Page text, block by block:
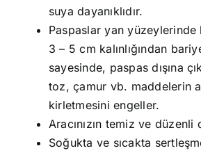
suya dayanıklıdır.
Paspaslar yan yüzeylerinde
3 – 5 cm kalınlığından
sayesinde, paspas dışına
toz, çamur vb. maddelerin
kirletmesini engeller.
Aracınızın temiz ve düzenli
Soğukta ve sıcakta